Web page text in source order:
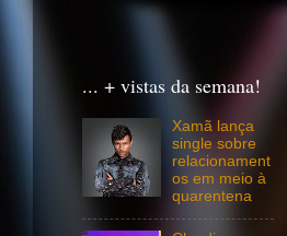
... + vistas da semana!
Xamã lança
single sobre
relacionament
os em meio à
quarentena